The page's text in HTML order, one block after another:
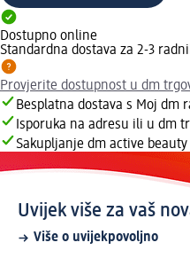
Dostupno online
Standardna dostava za 2-3
Provjerite dostupnost u dm
Besplatna dostava s Moj dm
Isporuka na adresu ili u dm
Sakupljanje dm active beauty
Uvijek više za vaš
Više o uvijekpovoljno